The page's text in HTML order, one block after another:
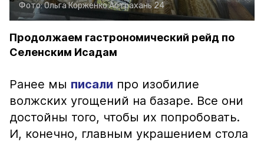
Фото:Ольга КорженкоАстрахань 24
Продолжаем гастрономический рейд по
Селенским Исадам
Ранее мы писали про изобилие
волжских угощений на базаре. Все они
достойны того, чтобы их попробовать.
И, конечно, главным украшением стола